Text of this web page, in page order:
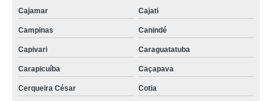
Cajamar Cajati
Campinas Canindé
Capivari Caraguatatuba
Carapicuíba Caçapava
Cerqueira César Cotia